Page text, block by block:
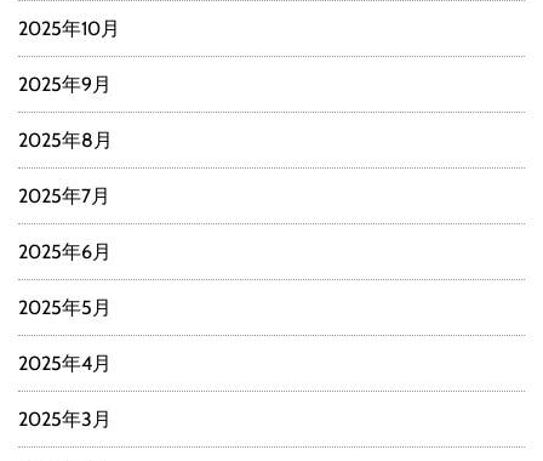
2025年10月
2025年9月
2025年8月
2025年7月
2025年6月
2025年5月
2025年4月
2025年3月